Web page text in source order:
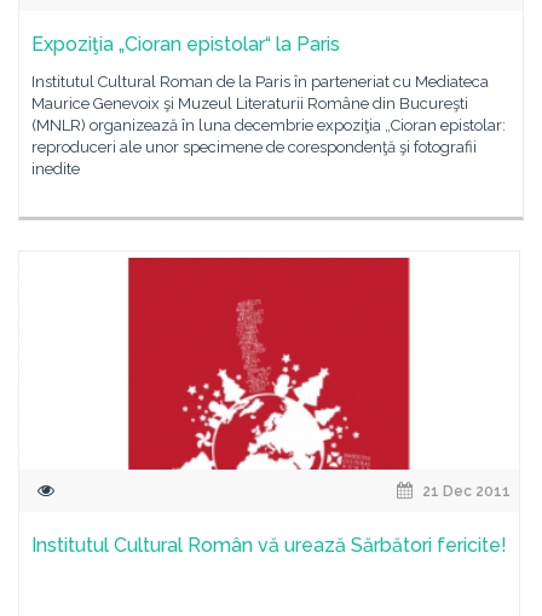
Expoziţia „Cioran epistolar“ la Paris
Institutul Cultural Roman de la Paris în parteneriat cu Mediateca
Maurice Genevoix şi Muzeul Literaturii Române din Bucureşti
(MNLR) organizează în luna decembrie expoziţia „Cioran epistolar:
reproduceri ale unor specimene de corespondenţă şi fotografii
inedite
21 Dec 2011
Institutul Cultural Român vă urează Sărbători fericite!